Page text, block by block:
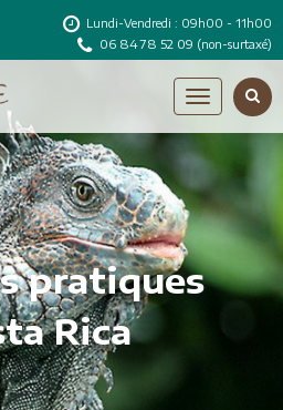
Lundi-Vendredi : 09h00 - 11h00
06 84 78 52 09 (non-surtaxé)
pratiques
Rica